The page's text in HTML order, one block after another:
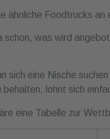
ähnliche Foodtrucks
was wird
sich eine Nische
lohnt sich
eine Tabelle zur